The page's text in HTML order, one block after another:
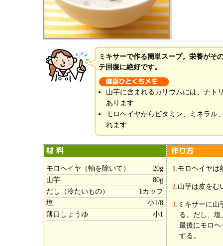
ミキサーで作る簡単スープ。栄養がそ
テ回復に絶好です。
山芋に含まれるカリウムには、ナト
あります
モロヘイヤからビタミン、ミネラル
れます
モロヘイヤ（軸を除いて）
20g
山芋
80g
だし（冷たいもの）
1カップ
塩
小1/8
薄口しょうゆ
小1
1.モロヘイヤは
2.山芋は皮をむ
3. ミキサーに山
る。だし、
最後にモロ
する。